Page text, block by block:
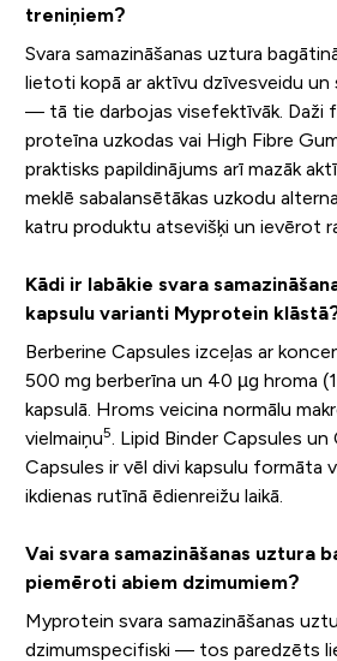
treniņiem?
Svara samazināšanas uztura
lietoti kopā ar aktīvu dzīvesveidu un
— tā tie darbojas visefektīvāk. Daži
proteīna uzkodas vai High Fibre
praktisks papildinājums arī mazāk
meklē sabalansētākas uzkodu
katru produktu atsevišķi un ievērot
Kādi ir labākie svara
kapsulu varianti Myprotein
Berberine Capsules izceļas ar
500 mg berberīna un 40 µg hroma
kapsulā. Hroms veicina normālu
vielmaiņu5
. Lipid Binder Capsules
Capsules ir vēl divi kapsulu formāta
ikdienas rutīnā ēdienreižu laikā.
Vai svara samazināšanas uztura
piemēroti abiem dzimumiem?
Myprotein svara samazināšanas
dzimumspecifiski — tos paredzēts